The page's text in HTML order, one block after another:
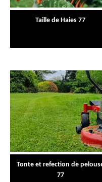
Taille de Haies 77
Tonte et refection de
77